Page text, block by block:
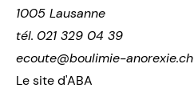
1005 Lausanne
tél. 021 329 04 39
ecoute@boulimie-anorexie.ch
Le site d'ABA